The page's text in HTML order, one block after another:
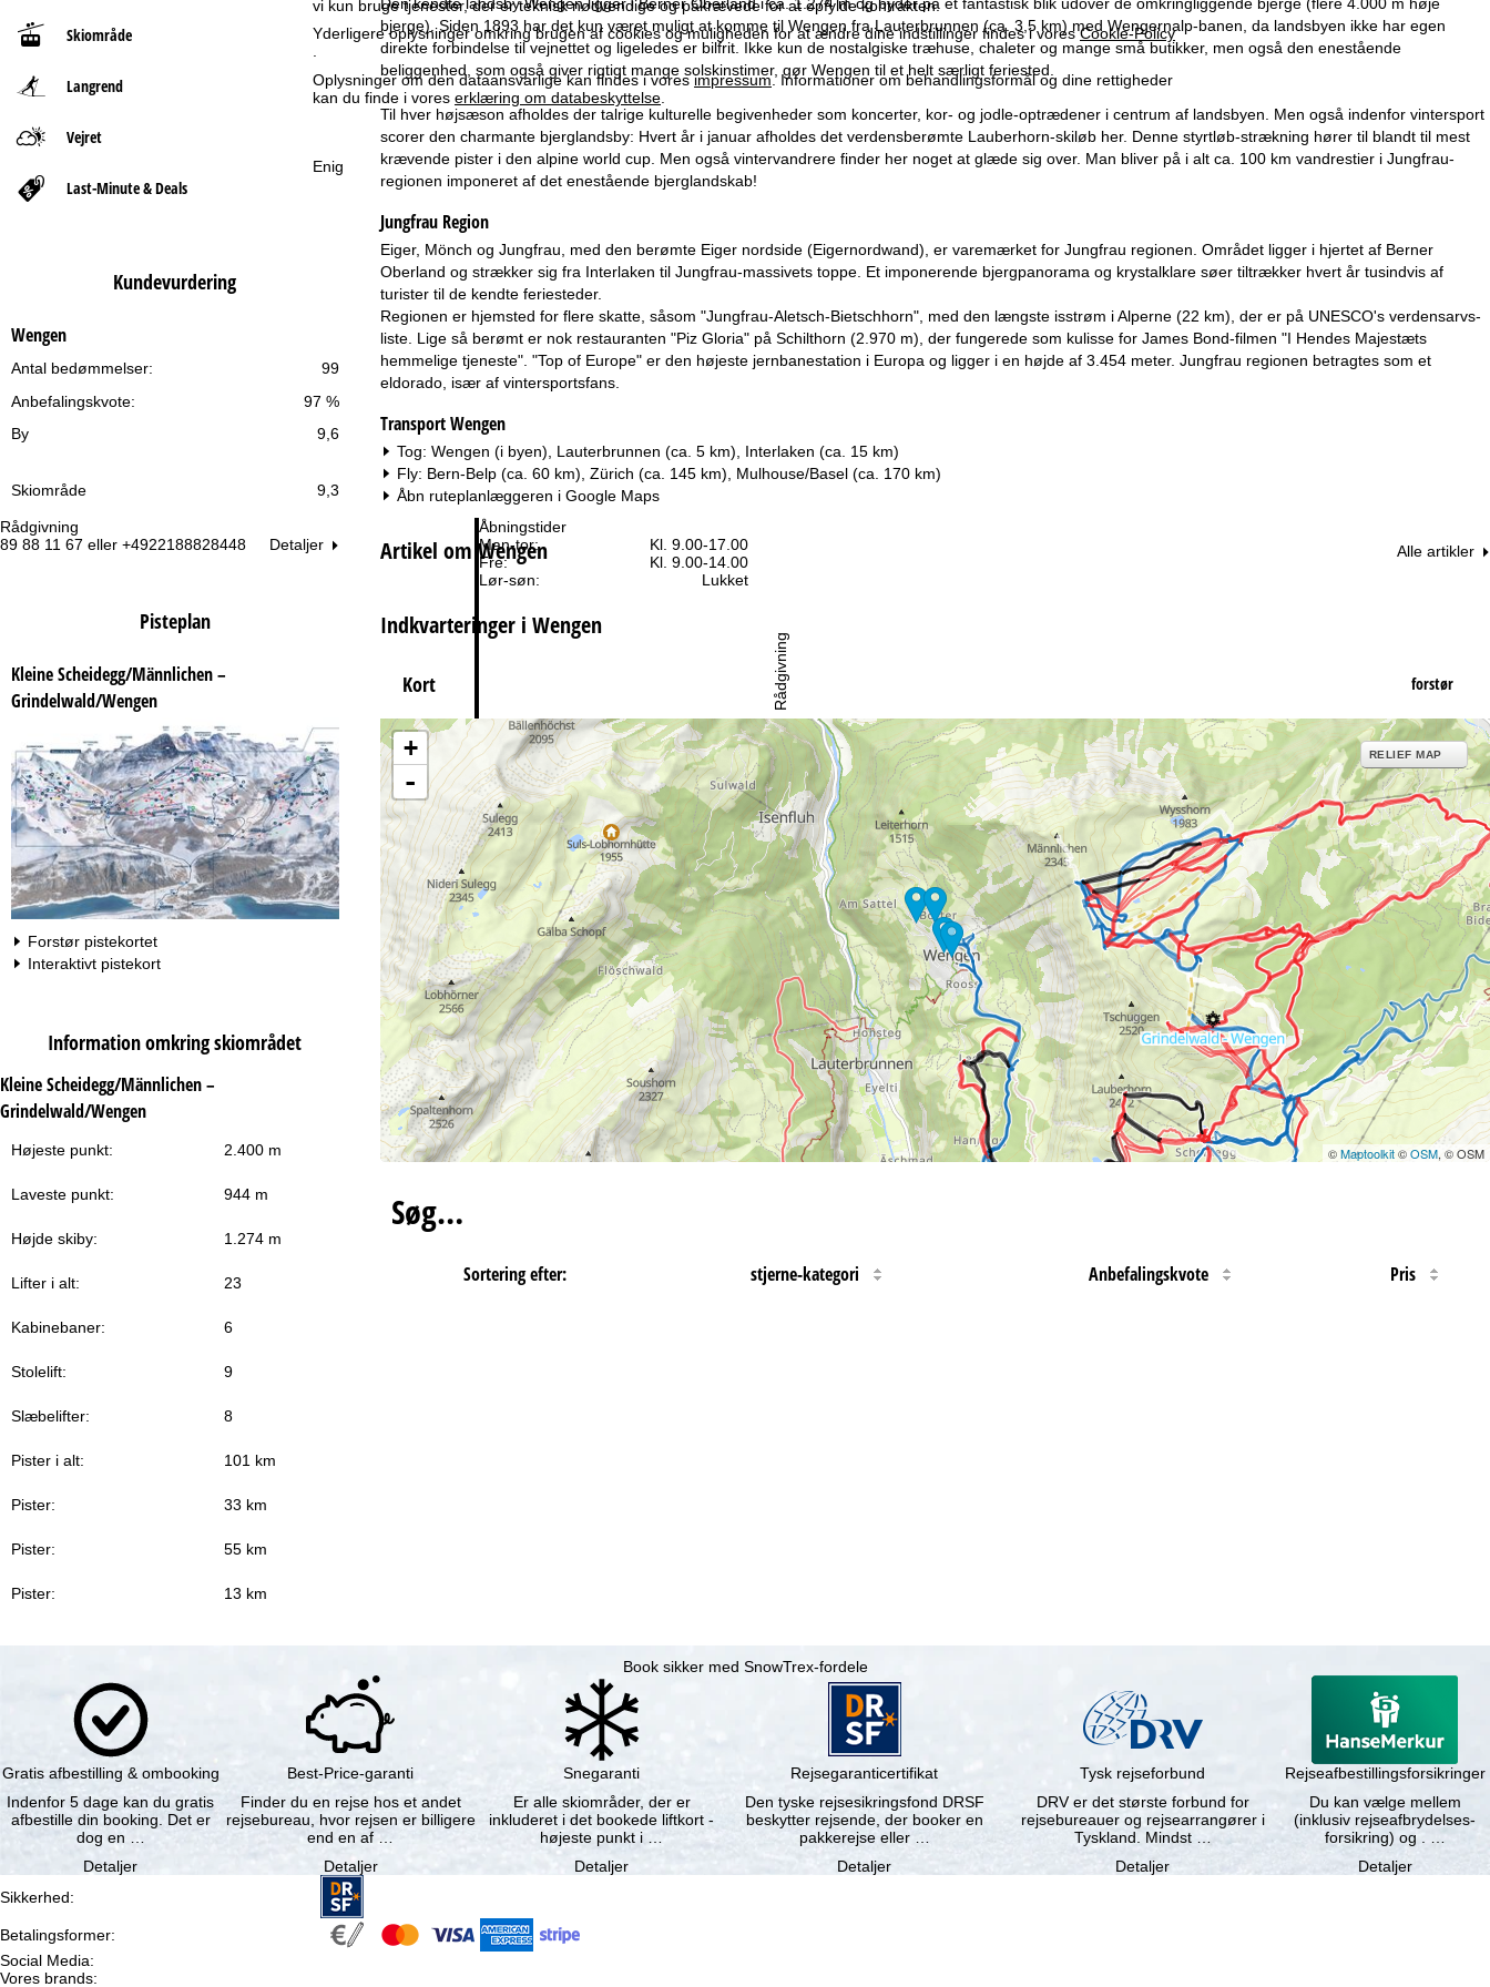
vi kun bruge tjenester, der er teknisk nødvendige og påkrævede for at opfylde kontrakten.
Yderligere oplysninger omkring brugen af cookies og muligheden for at ændre dine indstillinger findes i voresCookie-Policy
Oplysninger om den dataansvarlige kan findes i voresimpressum. Informationer om behandlingsformål og dine rettigheder
kan du finde i vores erklæring om databeskyttelse
Enig
Rådgivning
89 88 11 67 eller +4922188828448
Åbningstider
Man-tor:
Kl. 9.00-17.00
Fre:
Kl. 9.00-14.00
Lør-søn:
Lukket
Til kontaktsiden
Rådgivning
Skiområde
Langrend
Vejret
Last-Minute & Deals
Kundevurdering
Wengen
99
Antal bedømmelser:
97 %
Anbefalingskvote:
By
9,6
Skiområde 9,3
Detaljer
Pisteplan
Kleine Scheidegg/Männlichen –
Grindelwald/Wengen
Forstør pistekortet
Interaktivt pistekort
Information omkring skiområdet
Kleine Scheidegg/Männlichen –
Grindelwald/Wengen
Højeste punkt: 2.400 m
Laveste punkt: 944 m
Højde skiby: 1.274 m
Lifter i alt: 23
Kabinebaner: 6
Stolelift: 9
Slæbelifter: 8
Pister i alt: 101 km
Pister: 33 km
Pister: 55 km
Pister: 13 km
t
s
i
d
e
bjerge). Siden 1893 har det kun været muligt at komme til Wengen fra Lauterbrunnen (ca. 3,5 km) med Wengernalp-banen, da landsbyen ikke har egen
direkte forbindelse til vejnettet og ligeledes er bilfrit. Ikke kun de nostalgiske træhuse, chaleter og mange små butikker, men også den enestående
beliggenhed, som også giver rigtigt mange solskinstimer, gør Wengen til et helt særligt feriested.
Til hver højsæson afholdes der talrige kulturelle begivenheder som koncerter, kor- og jodle-optrædener i centrum af landsbyen. Men også indenfor vintersport
scorer den charmante bjerglandsby: Hvert år i januar afholdes det verdensberømte Lauberhorn-skiløb her. Denne styrtløb-strækning hører til blandt til mest
krævende pister i den alpine world cup. Men også vintervandrere finder her noget at glæde sig over. Man bliver på i alt ca. 100 km vandrestier i Jungfrau-
regionen imponeret af det enestående bjerglandskab!
Jungfrau Region
Eiger, Mönch og Jungfrau, med den berømte Eiger nordside (Eigernordwand), er varemærket for Jungfrau regionen. Området ligger i hjertet af Berner
Oberland og strækker sig fra Interlaken til Jungfrau-massivets toppe. Et imponerende bjergpanorama og krystalklare søer tiltrækker hvert år tusindvis af
turister til de kendte feriesteder.
Regionen er hjemsted for flere skatte, såsom "Jungfrau-Aletsch-Bietschhorn", med den længste isstrøm i Alperne (22 km), der er på UNESCO's verdensarvs-
liste. Lige så berømt er nok restauranten "Piz Gloria" på Schilthorn (2.970 m), der fungerede som kulisse for James Bond-filmen "I Hendes Majestæts
hemmelige tjeneste". "Top of Europe" er den højeste jernbanestation i Europa og ligger i en højde af 3.454 meter. Jungfrau regionen betragtes som et
eldorado, især af vintersportsfans.
Transport Wengen
Tog: Wengen (i byen), Lauterbrunnen (ca. 5 km), Interlaken (ca. 15 km)
Fly: Bern-Belp (ca. 60 km), Zürich (ca. 145 km), Mulhouse/Basel (ca. 170 km)
Åbn ruteplanlæggeren i Google Maps
Artikel om Wengen Alle artikler
Indkvarteringer i Wengen
Kort forstør
+
-
RELIEF MAP
©Maptoolkit©OSM, © OSM
Søg…
Sortering efter: stjerne-kategori Anbefalingskvote Pris
Book sikker med SnowTrex-fordele
Gratis afbestilling & ombooking
Indenfor 5 dage kan du gratis
afbestille din booking. Det er
dog en …
Detaljer
Best-Price-garanti
Finder du en rejse hos et andet
rejsebureau, hvor rejsen er billigere
end en af …
Detaljer
Snegaranti
Er alle skiområder, der er
inkluderet i det bookede liftkort -
højeste punkt i …
Detaljer
Rejsegaranticertifikat
Den tyske rejsesikringsfond DRSF
beskytter rejsende, der booker en
pakkerejse eller …
Detaljer
Tysk rejseforbund
DRV er det største forbund for
rejsebureauer og rejsearrangører i
Tyskland. Mindst …
Detaljer
Rejseafbestillingsforsikringer
Du kan vælge mellem
(inklusiv rejseafbrydelses-
forsikring) og . …
Detaljer
Sikkerhed:
Betalingsformer:
Social Media:
Vores brands: